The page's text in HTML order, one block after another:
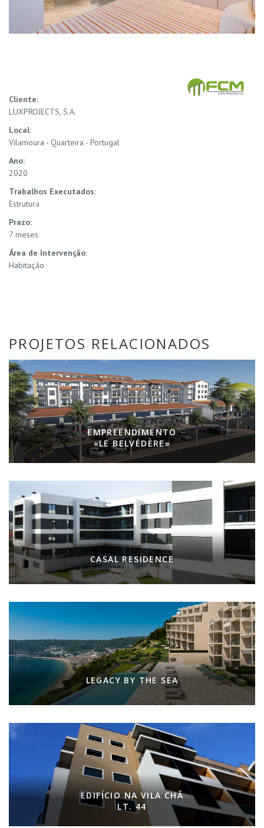
Cliente:
LUXPROJECTS, S.A.
Local:
Vilamoura - Quarteira - Portugal
Ano:
2020
Trabalhos Executados:
Estrutura
Prazo:
7 meses
Área de Intervenção:
Habitação
PROJETOS RELACIONADOS
EMPREENDIMENTO
«LE BELVÉDÈRE»
CASAL RESIDENCE
LEGACY BY THE SEA
EDIFÍCIO NA VILA CHÃ
LT. 44